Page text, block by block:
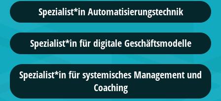
Spezialist*in Automatisierungstechnik
Spezialist*in für digitale Geschäftsmodelle
Spezialist*in für systemisches Management und
Coaching